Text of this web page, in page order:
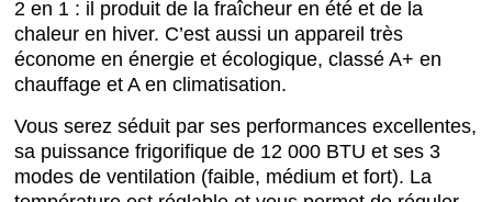
2 en 1 : il produit de la fraîcheur en été et de la
chaleur en hiver. C’est aussi un appareil très
économe en énergie et écologique, classé A+ en
chauffage et A en climatisation.
Vous serez séduit par ses performances excellentes,
sa puissance frigorifique de 12 000 BTU et ses 3
modes de ventilation (faible, médium et fort). La